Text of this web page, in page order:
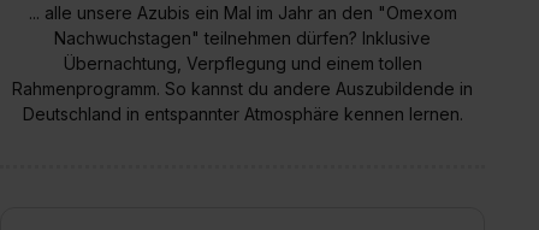
... alle unsere Azubis ein Mal im Jahr an den "Omexom
Nachwuchstagen" teilnehmen dürfen? Inklusive
Übernachtung, Verpflegung und einem tollen
Rahmenprogramm. So kannst du andere Auszubildende in
Deutschland in entspannter Atmosphäre kennen lernen.